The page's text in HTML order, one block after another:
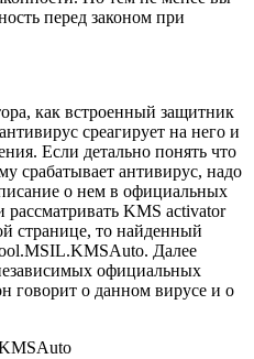
перед законом при
как встроенный защитник
среагирует на него и
Если детально понять что
срабатывает антивирус, надо
о нем в официальных
KMS activator
странице, то найденный
Далее
официальных
говорит о данном вирусе и о